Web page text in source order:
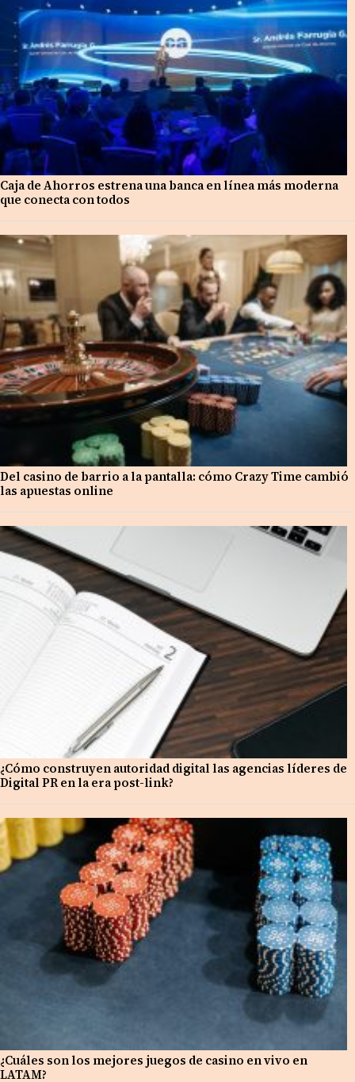
Caja de Ahorros estrena una banca en línea más moderna
que conecta con todos
Del casino de barrio a la pantalla: cómo Crazy Time cambió
las apuestas online
¿Cómo construyen autoridad digital las agencias líderes de
Digital PR en la era post-link?
¿Cuáles son los mejores juegos de casino en vivo en
LATAM?